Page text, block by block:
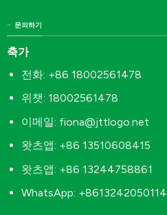
문의하기
축가
전화: +86 18002561478
위챗: 18002561478
이메일: fiona@jttlogo.net
왓츠앱: +86 13510608415
왓츠앱: +86 13244758861
WhatsApp: +8613242050114